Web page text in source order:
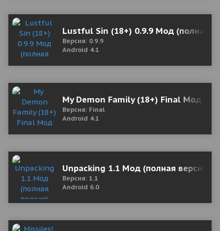
Lustful Sin (18+) 0.9.9 Мод (полная
Версия: 0.9.9
Android 4.1
My Demon Family (18+) Final Мод
Версия: Final
Android 4.1
Unpacking 1.1 Мод (полная версия)
Версия: 1.1
Android 6.0